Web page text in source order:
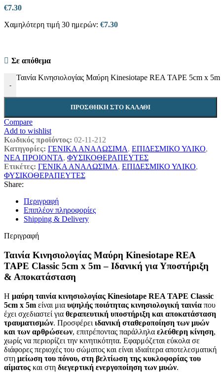
€7.30
Χαμηλότερη τιμή 30 ημερών: €7.30
Σε απόθεμα
-
Ταινία Κινησιολογίας Μαύρη Kinesiotape REA TAPE 5cm x
ΠΡΟΣΘΉΚΗ ΣΤΟ ΚΑΛΆΘΙ
Compare
Add to wishlist
Κωδικός προϊόντος: 02-11-212
Κατηγορίες: ΓΕΝΙΚΑ ΑΝΑΛΩΣΙΜΑ, ΕΠΙΔΕΣΜΙΚΟ ΥΛΙΚΟ,
ΝΕΑ ΠΡΟΙΟΝΤΑ, ΦΥΣΙΚΟΘΕΡΑΠΕΥΤΕΣ
Ετικέτες: ΓΕΝΙΚΑ ΑΝΑΛΩΣΙΜΑ, ΕΠΙΔΕΣΜΙΚΟ ΥΛΙΚΟ,
ΦΥΣΙΚΟΘΕΡΑΠΕΥΤΕΣ
Share:
Περιγραφή
Επιπλέον πληροφορίες
Shipping & Delivery
Περιγραφή
Ταινία Κινησιολογίας Μαύρη Kinesiotape REA
TAPE Classic 5cm x 5m – Ιδανική για Υποστήριξη
& Αποκατάσταση
Η μαύρη ταινία κινησιολογίας Kinesiotape REA TAPE Classic
5cm x 5m είναι μια υψηλής ποιότητας κινησιολογική ταινία που
έχει σχεδιαστεί για θεραπευτική υποστήριξη και αποκατάσταση
τραυματισμών. Προσφέρει ιδανική σταθεροποίηση των μυών
και των αρθρώσεων, επιτρέποντας παράλληλα ελεύθερη κίνηση,
χωρίς να περιορίζει την κινητικότητα. Εφαρμόζεται εύκολα σε
διάφορες περιοχές του σώματος και είναι ιδιαίτερα αποτελεσματική
στη μείωση του πόνου, στη βελτίωση της κυκλοφορίας του
αίματος και στη διεγερτική ενεργοποίηση των μυών.